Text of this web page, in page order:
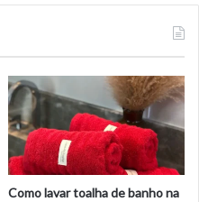
Como lavar toalha de banho na